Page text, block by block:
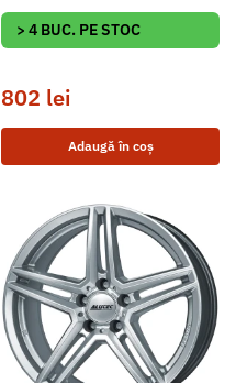
> 4 BUC. PE STOC
802 lei
Adaugă în coș